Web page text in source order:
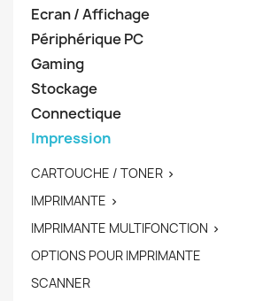
Ecran / Affichage
Périphérique PC
Gaming
Stockage
Connectique
Impression
CARTOUCHE / TONER 
IMPRIMANTE 
IMPRIMANTE MULTIFONCTION 
OPTIONS POUR IMPRIMANTE
SCANNER